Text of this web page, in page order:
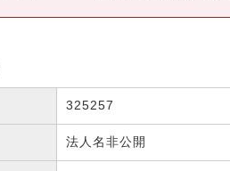
325257
法人名非公開